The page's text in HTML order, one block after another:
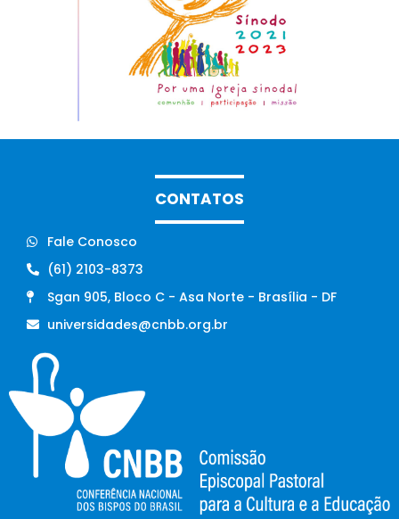
CONTATOS
Fale Conosco
(61) 2103-8373
Sgan 905, Bloco C - Asa Norte - Brasília - DF
universidades@cnbb.org.br